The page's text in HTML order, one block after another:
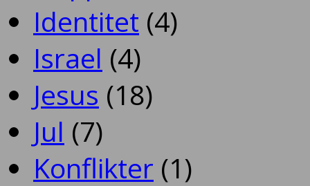
Identitet (4)
Israel (4)
Jesus (18)
Jul (7)
Konflikter (1)